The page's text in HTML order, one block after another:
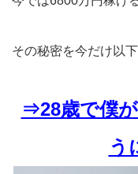
その秘密を今だけ以
⇒28歳で僕
う